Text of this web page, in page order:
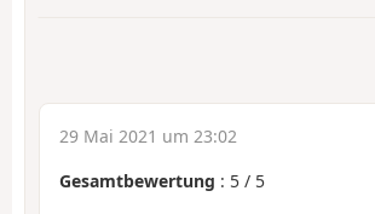
29 Mai 2021 um 23:02
Gesamtbewertung : 5 / 5